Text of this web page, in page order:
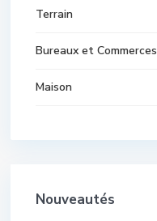
Terrain
Bureaux et Commerces
Maison
Nouveautés